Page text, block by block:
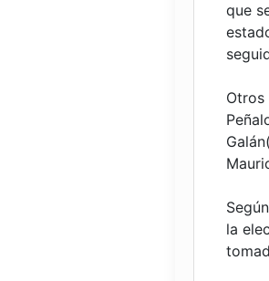
que
Otros
la